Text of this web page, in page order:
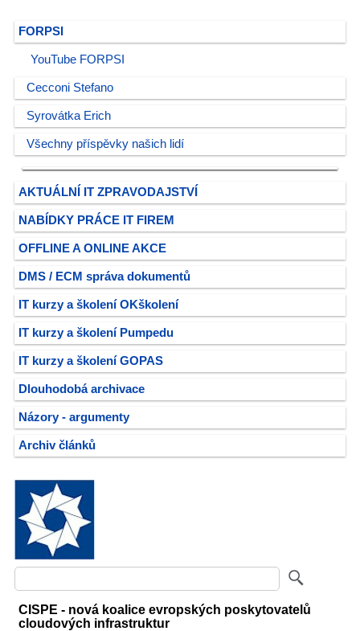
FORPSI
YouTube FORPSI
Cecconi Stefano
Syrovátka Erich
Všechny příspěvky našich lidí
AKTUÁLNÍ IT ZPRAVODAJSTVÍ
NABÍDKY PRÁCE IT FIREM
OFFLINE A ONLINE AKCE
DMS / ECM správa dokumentů
IT kurzy a školení OKškolení
IT kurzy a školení Pumpedu
IT kurzy a školení GOPAS
Dlouhodobá archivace
Názory - argumenty
Archiv článků
CISPE - nová koalice evropských poskytovatelů
cloudových infrastruktur